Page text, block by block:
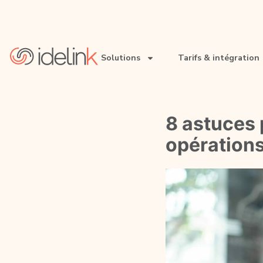
Solutions Tarifs & intégration
8 astuces